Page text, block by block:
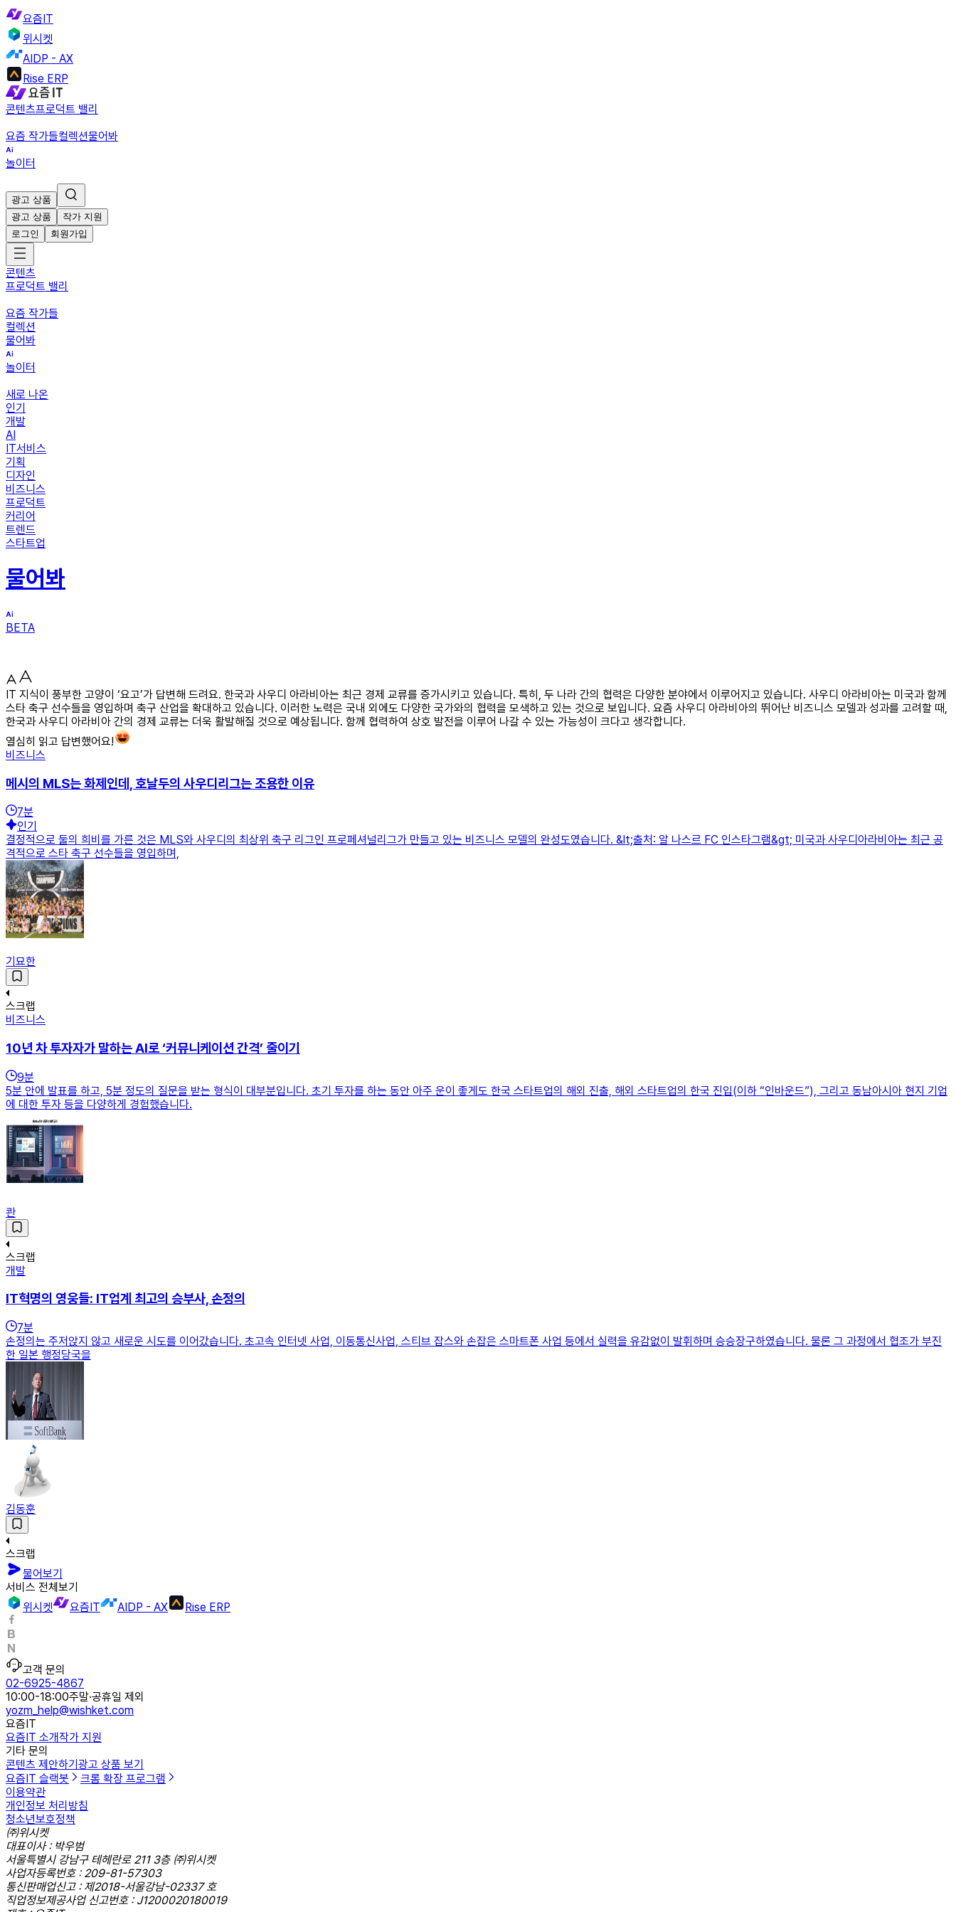
요즘IT
위시켓
AIDP - AX
Rise ERP
콘텐츠프로덕트 밸리
요즘 작가들컬렉션물어봐
놀이터
광고 상품
광고 상품
작가 지원
로그인
회원가입
콘텐츠
프로덕트 밸리
요즘 작가들
컬렉션
물어봐
놀이터
새로 나온
인기
개발
AI
IT서비스
기획
디자인
비즈니스
프로덕트
커리어
트렌드
스타트업
물어봐
BETA
IT 지식이 풍부한 고양이 ‘요고’가 답변해 드려요. 한국과 사우디 아라비아는 최근 경제 교류를 증가시키고 있습니다. 특히, 두 나라 간의 협력은 다양한 분야에서 이루어지고 있습니다. 사우디 아라비아는 미국과 함께
스타 축구 선수들을 영입하며 축구 산업을 확대하고 있습니다. 이러한 노력은 국내 외에도 다양한 국가와의 협력을 모색하고 있는 것으로 보입니다. 요즘 사우디 아라비아의 뛰어난 비즈니스 모델과 성과를 고려할 때,
한국과 사우디 아라비아 간의 경제 교류는 더욱 활발해질 것으로 예상됩니다. 함께 협력하여 상호 발전을 이루어 나갈 수 있는 가능성이 크다고 생각합니다.
열심히 읽고 답변했어요!
비즈니스
메시의 MLS는 화제인데, 호날두의 사우디리그는 조용한 이유
7분
인기
결정적으로 둘의 희비를 가른 것은 MLS와 사우디의 최상위 축구 리그인 프로페셔널리그가 만들고 있는 비즈니스 모델의 완성도였습니다. &lt;출처: 알 나스르 FC 인스타그램&gt; 미국과 사우디아라비아는 최근 공
격적으로 스타 축구 선수들을 영입하며,
기묘한
스크랩
비즈니스
10년 차 투자자가 말하는 AI로 ‘커뮤니케이션 간격’ 줄이기
9분
5분 안에 발표를 하고, 5분 정도의 질문을 받는 형식이 대부분입니다. 초기 투자를 하는 동안 아주 운이 좋게도 한국 스타트업의 해외 진출, 해외 스타트업의 한국 진입(이하 “인바운드”), 그리고 동남아시아 현지 기업
에 대한 투자 등을 다양하게 경험했습니다.
콴
스크랩
개발
IT혁명의 영웅들: IT업계 최고의 승부사, 손정의
7분
손정의는 주저앉지 않고 새로운 시도를 이어갔습니다. 초고속 인터넷 사업, 이동통신사업, 스티브 잡스와 손잡은 스마트폰 사업 등에서 실력을 유감없이 발휘하며 승승장구하였습니다. 물론 그 과정에서 협조가 부진
한 일본 행정당국을
김동훈
스크랩
물어보기
서비스 전체보기
위시켓
요즘IT AIDP - AX Rise ERP
고객 문의
02-6925-4867
10:00-18:00주말·공휴일 제외
yozm_help@wishket.com
요즘IT
요즘IT 소개작가 지원
기타 문의
콘텐츠 제안하기 광고 상품 보기
요즘IT 슬랙봇
크롬 확장 프로그램
이용약관
개인정보 처리방침
청소년보호정책
㈜위시켓
대표이사 : 박우범
서울특별시 강남구 테헤란로 211 3층 ㈜위시켓
사업자등록번호 : 209-81-57303
통신판매업신고 : 제2018-서울강남-02337 호
직업정보제공사업 신고번호 : J1200020180019